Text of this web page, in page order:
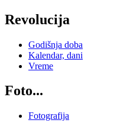
Revolucija
Godišnja doba
Kalendar, dani
Vreme
Foto...
Fotografija